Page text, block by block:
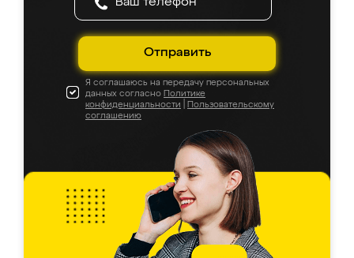
Отправить
Я соглашаюсь на передачу персональных
данных согласно Политике
конфиденциальности
Пользовательскому
соглашению